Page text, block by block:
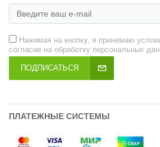
Нажимая на кнопку, я принимаю
согласие на обработку персональных
ПОДПИСАТЬСЯ
ПЛАТЕЖНЫЕ СИСТЕМЫ